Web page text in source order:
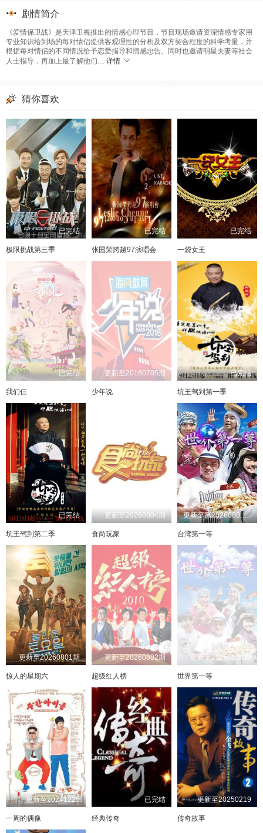
剧情简介
《爱情保卫战》是天津卫视推出的情感心理节目，节目现场邀请资深情感专家用
专业知识给到场的每对情侣提供客观理性的分析及双方契合程度的科学考量，并
根据每对情侣的不同情况给予恋爱指导和情感忠告。同时也邀请明星夫妻等社会
人士指导，再加上最了解他们.... 详情
猜你喜欢
已完结
极限挑战第三季
已完结
张国荣跨越97演唱会
已完结
一袋女王
已完结
我们仨
更新至20180705期
少年说
已完结
坑王驾到第一季
已完结
坑王驾到第二季
更新至20260804期
食尚玩家
更新至第20260802期
台湾第一等
更新至20260801期
惊人的星期六
更新至20260802期
超级红人榜
更新至20260104期
世界第一等
更新至20241225
一周的偶像
已完结
经典传奇
更新至20250219
传奇故事